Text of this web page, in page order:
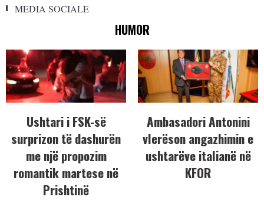
MEDIA SOCIALE
HUMOR
Ushtari i FSK-së
surprizon të dashurën
me një propozim
romantik martese në
Prishtinë
Ambasadori Antonini
vlerëson angazhimin e
ushtarëve italianë në
KFOR